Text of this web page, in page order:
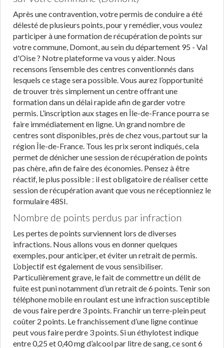
Après une contravention, votre permis de conduire a été
délesté de plusieurs points, pour y remédier, vous voulez
participer à une formation de récupération de points sur
votre commune, Domont, au sein du département 95 - Val
d'Oise ? Notre plateforme va vous y aider. Nous
recensons l’ensemble des centres conventionnés dans
lesquels ce stage sera possible. Vous aurez l’opportunité
de trouver très simplement un centre offrant une
formation dans un délai rapide afin de garder votre
permis. L’inscription aux stages en Île-de-France pourra se
faire immédiatement en ligne. Un grand nombre de
centres sont disponibles, près de chez vous, partout sur la
région Île-de-France. Tous les prix seront indiqués, cela
permet de dénicher une session de récupération de points
pas chère, afin de faire des économies. Pensez à être
réactif, le plus possible : il est obligatoire de réaliser cette
session de récupération avant que vous ne réceptionniez le
formulaire 48SI.
Nombre de points perdus par infraction
Les pertes de points surviennent lors de diverses
infractions. Nous allons vous en donner quelques
exemples, pour anticiper, et éviter un retrait de permis.
L’objectif est également de vous sensibiliser.
Particulièrement grave, le fait de commettre un délit de
fuite est puni notamment d’un retrait de 6 points. Tenir son
téléphone mobile en roulant est une infraction susceptible
de vous faire perdre 3 points. Franchir un terre-plein peut
coûter 2 points. Le franchissement d’une ligne continue
peut vous faire perdre 3 points. Si un éthylotest indique
entre 0,25 et 0,40 mg d’alcool par litre de sang, ce sont 6